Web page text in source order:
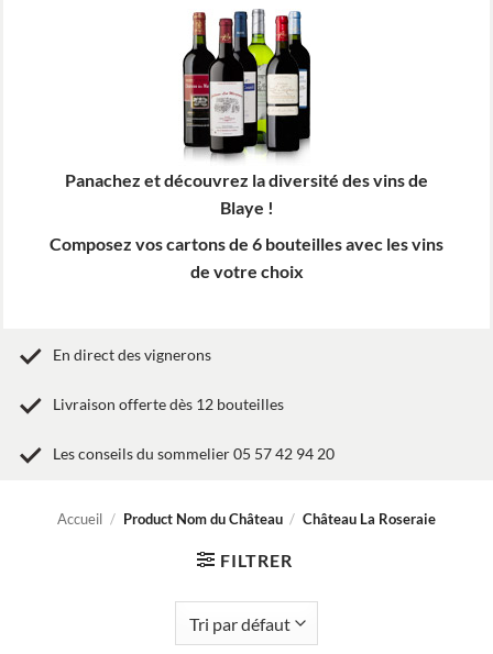
Panachez et découvrez la diversité des vins de
Blaye !
Composez vos cartons de 6 bouteilles avec les vins
de votre choix
En direct des vignerons
Livraison offerte dès 12 bouteilles
Les conseils du sommelier 05 57 42 94 20
Accueil / Product Nom du Château / Château La Roseraie
FILTRER